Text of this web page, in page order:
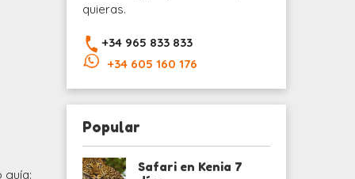
guía:
quieras.
+34 965 833 833
+34 605 160 176
Popular
Safari en Kenia 7